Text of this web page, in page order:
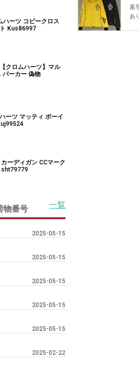
ハーツ コピークロス
Kus86997
クロムハーツ】マル
パーカー 偽物
ーツ マッティ ボーイ
ーディガン CCマーク
sht79779
物番号 一覧
2025-05-15
2025-05-15
2025-05-15
2025-05-15
2025-05-15
2025-02-22
素
あ